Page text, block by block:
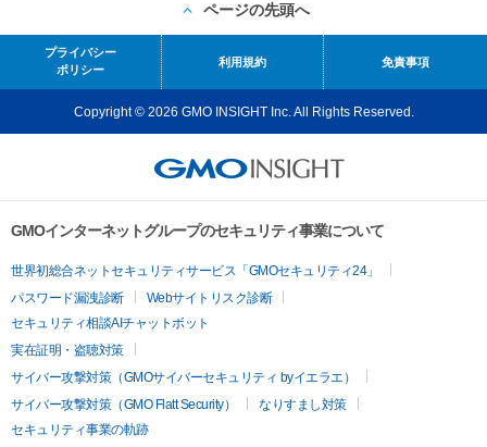
ページの先頭へ
プライバシー
ポリシー
利用規約 免責事項
Copyright © 2026 GMO INSIGHT Inc. All Rights Reserved.
GMOインターネットグループのセキュリティ事業について
世界初総合ネットセキュリティサービス「GMOセキュリティ24」
パスワード漏洩診断
Webサイトリスク診断
セキュリティ相談AIチャットボット
実在証明・盗聴対策
サイバー攻撃対策（GMOサイバーセキュリティ byイエラエ）
サイバー攻撃対策（GMO Flatt Security）
なりすまし対策
セキュリティ事業の軌跡